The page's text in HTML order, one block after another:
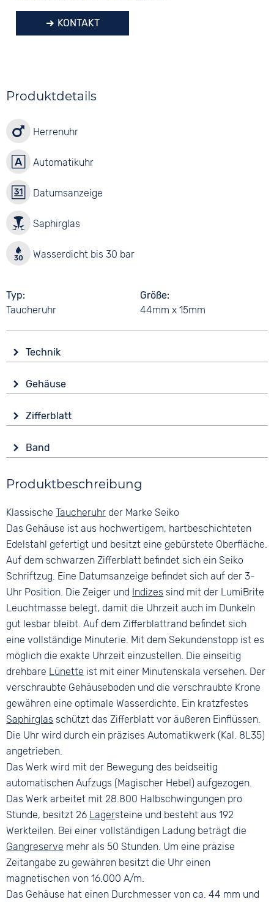
KONTAKT
Produktdetails
Herrenuhr
Automatikuhr
Datumsanzeige
Saphirglas
Wasserdicht bis 30 bar
Typ
Taucheruhr
Größe
44mm x 15mm
Technik
Automatik
Funktionen
Datumsanzeige
Wasserdicht
Gehäuse
Saphirglas
Form
Rund
Material
Farbe
Silber
Zifferblatt
Analog
Schwarz
Ziffern
Keine
Band
Silber
Silikon
Edelstahl
Bandschließe
Faltschließe
Produktbeschreibung
KlassischeTaucheruhr der Marke Seiko
Das Gehäuse ist aus hochwertigem, hartbeschichteten
Edelstahl gefertigt und besitzt eine gebürstete Oberfläche.
Auf dem schwarzen Zifferblatt befindet sich ein Seiko
Schriftzug. Eine Datumsanzeige befindet sich auf der 3-
Uhr Position. Die Zeiger und Indizes sind mit der LumiBrite
Leuchtmasse belegt, damit die Uhrzeit auch im Dunkeln
gut lesbar bleibt. Auf dem Zifferblattrand befindet sich
eine vollständige Minuterie. Mit dem Sekundenstopp ist es
möglich die exakte Uhrzeit einzustellen. Die einseitig
drehbare Lünette ist mit einer Minutenskala versehen. Der
verschraubte Gehäuseboden und die verschraubte Krone
gewähren eine optimale Wasserdichte. Ein kratzfestes
Saphirglas schützt das Zifferblatt vor äußeren Einflüssen.
Die Uhr wird durch ein präzises Automatikwerk (Kal. 8L35)
angetrieben.
Das Werk wird mit der Bewegung des beidseitig
automatischen Aufzugs (Magischer Hebel) aufgezogen.
Das Werk arbeitet mit 28.800 Halbschwingungen pro
Stunde, besitzt 26 Lagersteine und besteht aus 192
Werkteilen. Bei einer vollständigen Ladung beträgt die
Gangreserve mehr als 50 Stunden. Um eine präzise
Zeitangabe zu gewähren besitzt die Uhr einen
magnetischen von 16.000 A/m.
Das Gehäuse hat einen Durchmesser von ca. 44 mm und